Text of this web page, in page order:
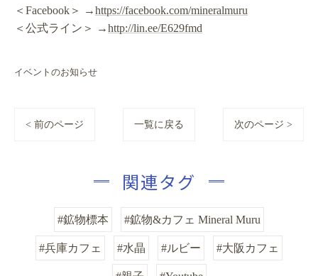
＜Facebook＞ →https://facebook.com/mineralmuru
＜公式ライン＞ →http://lin.ee/E629fmd
イベントのお知らせ
< 前のページ 一覧に戻る 次のページ >
関連タグ
#鉱物標本 #鉱物&カフェ Mineral Muru
#兵庫カフェ #水晶 #ルビー #大阪カフェ